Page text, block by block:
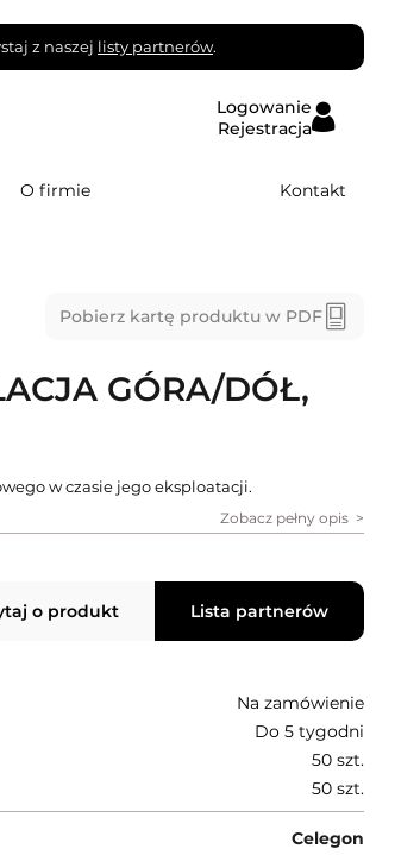
z naszej listy partnerów.
Logowanie
Rejestracja
O firmie Kontakt
Pobierz kartę produktu w PDF
GÓRA/DÓŁ,
w czasie jego eksploatacji.
Zobacz pełny opis
o produkt Lista partnerów
Na zamówienie
Do 5 tygodni
50 szt.
50 szt.
Celegon